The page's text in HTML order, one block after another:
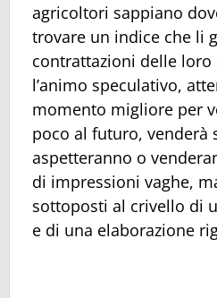
agricoltori sappiano
trovare un indice che li
contrattazioni delle loro
l’animo speculativo,
momento migliore per
poco al futuro, venderà
aspetteranno o
di impressioni vaghe,
sottoposti al crivello di
e di una elaborazione